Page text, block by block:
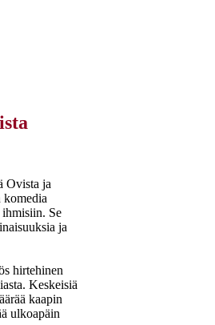
Ovista ja
ihmisiin. Se
ja
hirtehinen
Keskeisiä
kaapin
ulkoapäin